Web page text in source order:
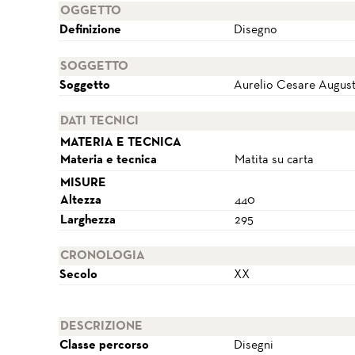
OGGETTO
Definizione
Disegno
SOGGETTO
Soggetto
Aurelio Cesare
DATI TECNICI
MATERIA E TECNICA
Materia e tecnica
Matita su carta
MISURE
Altezza
440
Larghezza
295
CRONOLOGIA
Secolo
XX
DESCRIZIONE
Classe percorso
Disegni